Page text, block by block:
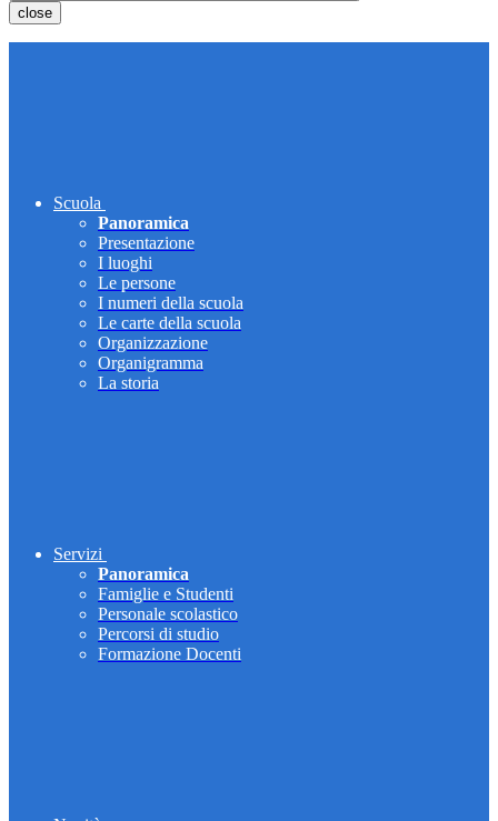
close
Scuola
Panoramica
Presentazione
I luoghi
Le persone
I numeri della scuola
Le carte della scuola
Organizzazione
Organigramma
La storia
Servizi
Panoramica
Famiglie e Studenti
Personale scolastico
Percorsi di studio
Formazione Docenti